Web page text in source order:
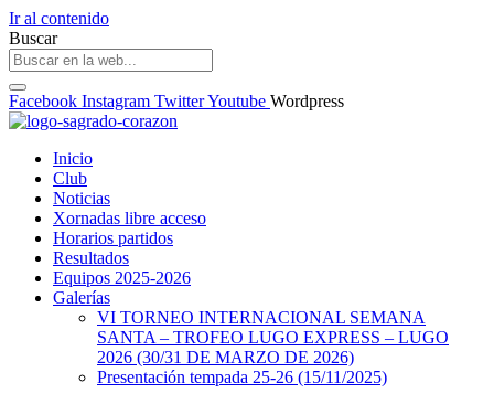
Ir al contenido
Buscar
Facebook Instagram TwitterYoutube Wordpress
Inicio
Club
Noticias
Xornadas libre acceso
Horarios partidos
Resultados
Equipos 2025-2026
Galerías
VI TORNEO INTERNACIONAL SEMANA
SANTA – TROFEO LUGO EXPRESS – LUGO
2026 (30/31 DE MARZO DE 2026)
Presentación tempada 25-26 (15/11/2025)